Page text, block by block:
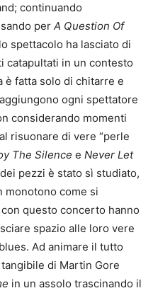
continuando
per A Question Of
spettacolo ha lasciato di
catapultati in un contesto
è fatta solo di chitarre e
ogni spettatore
considerando momenti
risuonare di vere “perle
The Silence e Never Let
pezzi è stato sì studiato,
monotono come si
questo concerto hanno
spazio alle loro vere
Ad animare il tutto
di Martin Gore
in un assolo trascinando il